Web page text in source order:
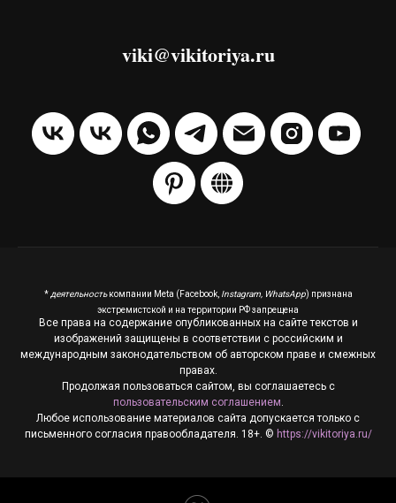
viki@vikitoriya.ru
*деятельностькомпании Meta (Facebook, Instagram, WhatsApp) признана
экстремистской и на территории РФ запрещена
Все права на содержание опубликованных на сайте текстов и
изображений защищены в соответствии с российским и
международным законодательством об авторском праве и смежных
правах.
Продолжая пользоваться сайтом, вы соглашаетесь с
пользовательским соглашением.
Любое использование материалов сайта допускается только с
письменного согласия правообладателя. 18+. © https://vikitoriya.ru/